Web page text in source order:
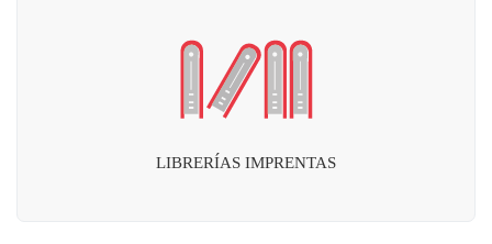
LIBRERÍAS IMPRENTAS